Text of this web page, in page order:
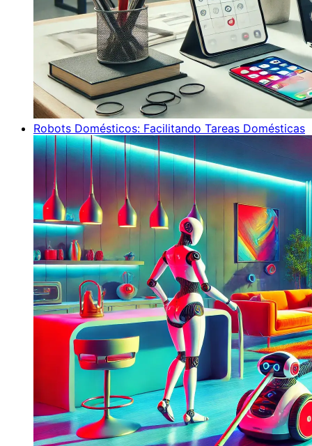
Robots Domésticos: Facilitando Tareas Domésticas